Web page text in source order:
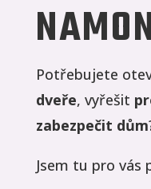
Potřebujete
dveře, vyřešit
zabezpečit dům
Jsem tu pro vás